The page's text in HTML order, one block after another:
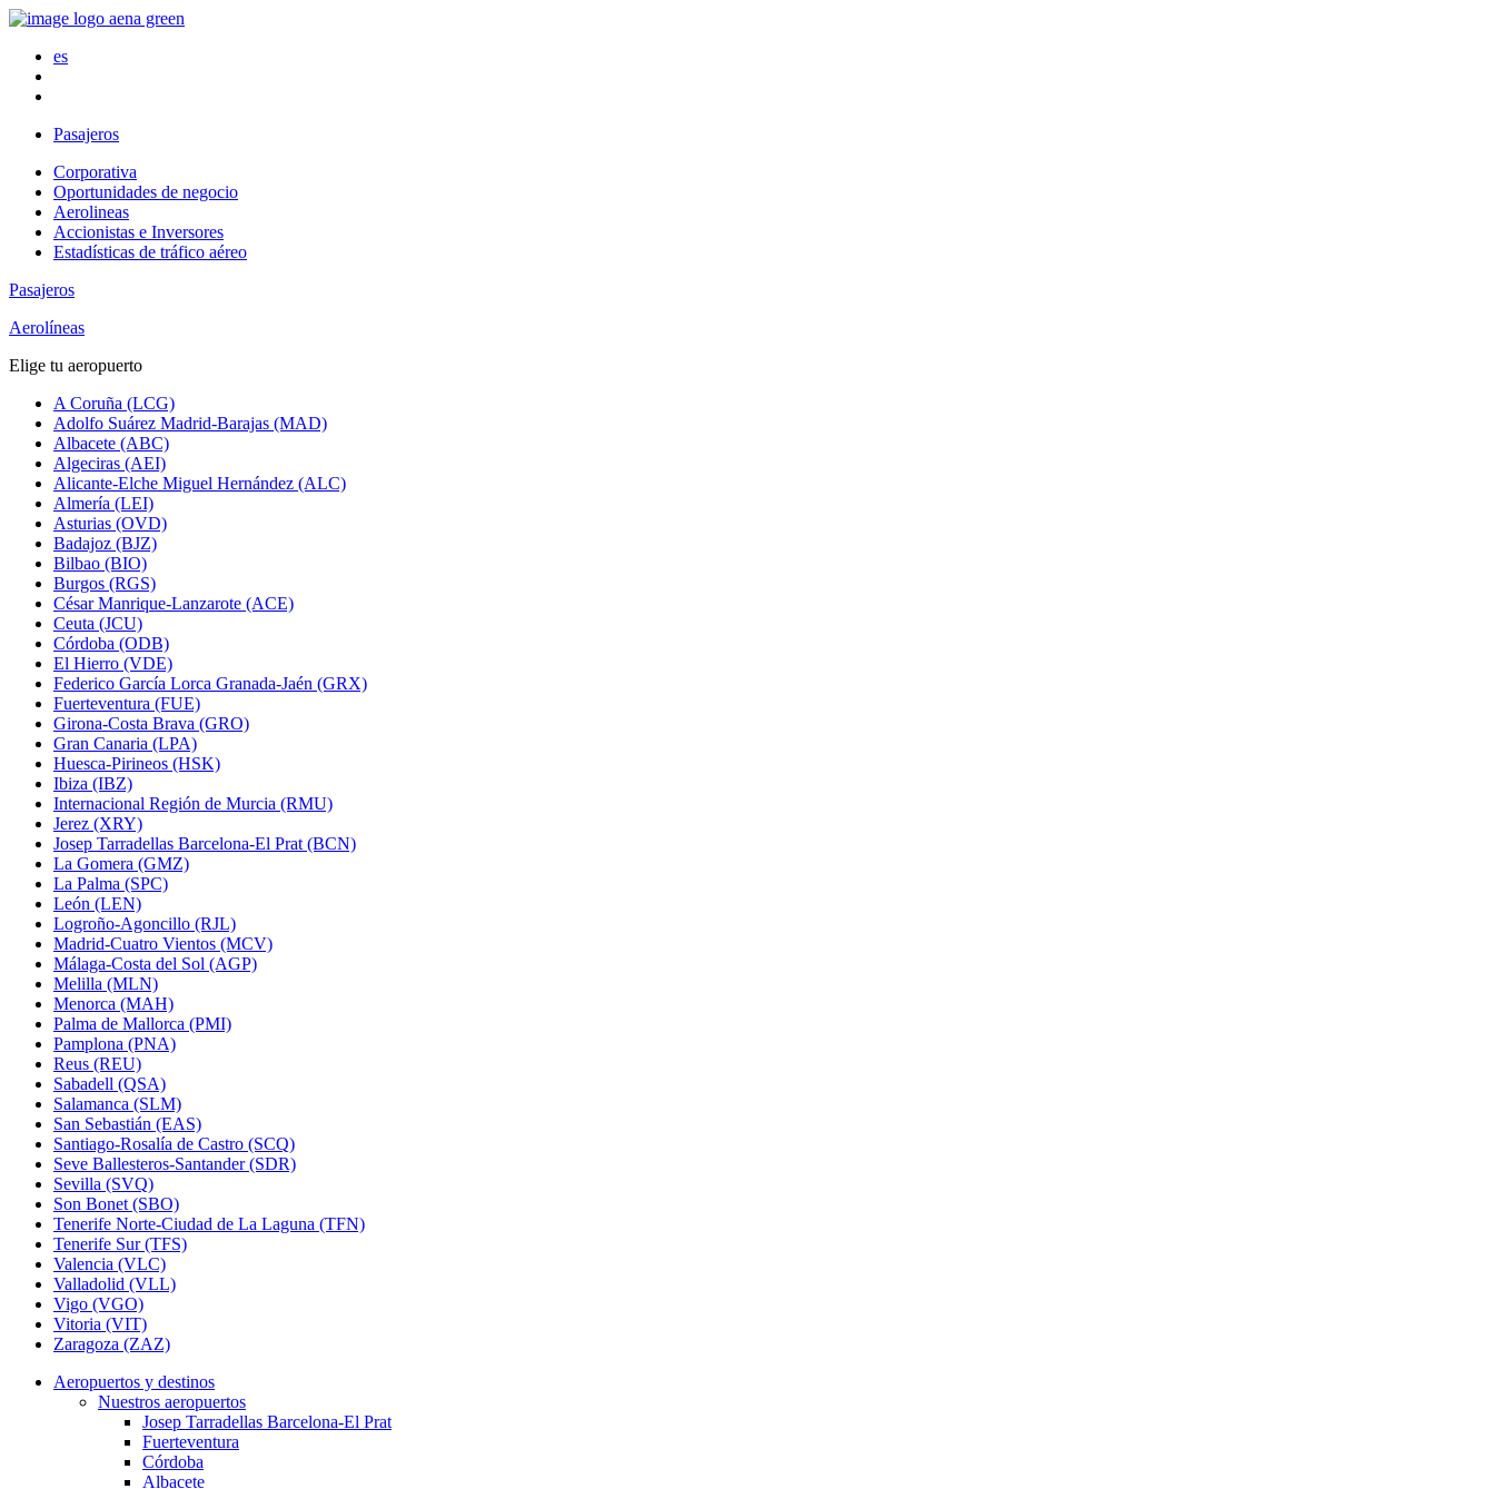
es
Pasajeros
Corporativa
Oportunidades de negocio
Aerolineas
Accionistas e Inversores
Estadísticas de tráfico aéreo
Pasajeros
Aerolíneas
Elige tu aeropuerto
A Coruña (LCG)
Adolfo Suárez Madrid-Barajas (MAD)
Albacete (ABC)
Algeciras (AEI)
Alicante-Elche Miguel Hernández (ALC)
Almería (LEI)
Asturias (OVD)
Badajoz (BJZ)
Bilbao (BIO)
Burgos (RGS)
César Manrique-Lanzarote (ACE)
Ceuta (JCU)
Córdoba (ODB)
El Hierro (VDE)
Federico García Lorca Granada-Jaén (GRX)
Fuerteventura (FUE)
Girona-Costa Brava (GRO)
Gran Canaria (LPA)
Huesca-Pirineos (HSK)
Ibiza (IBZ)
Internacional Región de Murcia (RMU)
Jerez (XRY)
Josep Tarradellas Barcelona-El Prat (BCN)
La Gomera (GMZ)
La Palma (SPC)
León (LEN)
Logroño-Agoncillo (RJL)
Madrid-Cuatro Vientos (MCV)
Málaga-Costa del Sol (AGP)
Melilla (MLN)
Menorca (MAH)
Palma de Mallorca (PMI)
Pamplona (PNA)
Reus (REU)
Sabadell (QSA)
Salamanca (SLM)
San Sebastián (EAS)
Santiago-Rosalía de Castro (SCQ)
Seve Ballesteros-Santander (SDR)
Sevilla (SVQ)
Son Bonet (SBO)
Tenerife Norte-Ciudad de La Laguna (TFN)
Tenerife Sur (TFS)
Valencia (VLC)
Valladolid (VLL)
Vigo (VGO)
Vitoria (VIT)
Zaragoza (ZAZ)
Aeropuertos y destinos
Nuestros aeropuertos
Josep Tarradellas Barcelona-El Prat
Fuerteventura
Córdoba
Albacete